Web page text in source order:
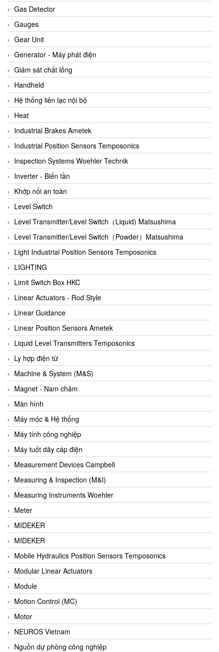
ARCA Regler
Arcos Hydraulik
Ardetem-Sfere-Vietnam
Argal
AS ENERGI
ASCO CO2
Asker
AT2E
ATC Pneumatic
ATEX System
ATI - IA
ATI (Analytical Technology Inc)
Atos
Atrax
Auma
Autec
Auto Flow
Automatic valve
Aventics
Avproglobal
Axiomtek
AZBIL
B&C Electronics
B&R
Babcok wilcox
Baelz Automatic Vietnam
Bahr Modultechnik Vietnam
Balluff
BamBo Vietnam
Barel Vietnam
Barksdale
Bartec
Basco
Baumer
Baumuller Vietnam
Baykee
BBC Bircher Smart Access
BCS ITALY
BEA SENSORS
Beacon Extender
Beckhoff
Bedook
Bei Sensor
Gas Detector
Gauges
Gear Unit
Generator - Máy phát điện
Giám sát chất lỏng
Handheld
Hệ thống liên lạc nội bộ
Heat
Industrial Brakes Ametek
Industrial Position Sensors Temposonics
Inspection Systems Woehler Technik
Inverter - Biến tần
Khớp nối an toàn
Level Switch
Level Transmitter/Level Switch（Liquid) Matsushima
Level Transmitter/Level Switch（Powder）Matsushima
Light Industrial Position Sensors Temposonics
LIGHTING
Limit Switch Box HKC
Linear Actuators - Rod Style
Linear Guidance
Linear Position Sensors Ametek
Liquid Level Transmitters Temposonics
Ly hợp điện từ
Machine & System (M&S)
Magnet - Nam châm
Màn hình
Máy móc & Hệ thống
Máy tính công nghiệp
Máy tuốt dây cáp điện
Measurement Devices Campbell
Measuring & Inspection (M&I)
Measuring Instruments Woehler
Meter
MIDEKER
MIDEKER
Mobile Hydraulics Position Sensors Temposonics
Modular Linear Actuators
Module
Motion Control (MC)
Motor
NEUROS Vietnam
Nguồn dự phòng công nghiệp